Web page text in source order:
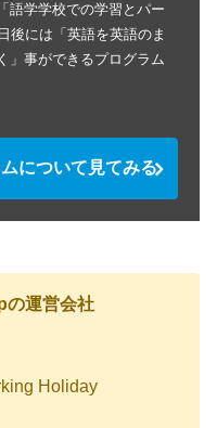
語学学校での学習とパー
後には「英語を英語のま
」事ができるプログラム
について見てみる
運営会社
Holiday